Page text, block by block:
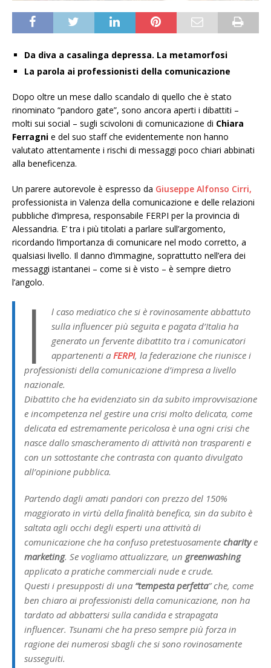
Da diva a casalinga depressa. La metamorfosi
La parola ai professionisti della comunicazione
Dopo oltre un mese dallo scandalo di quello che è stato
rinominato “pandoro gate”, sono ancora aperti i dibattiti –
molti sui social – sugli scivoloni di comunicazione di Chiara
Ferragni e del suo staff che evidentemente non hanno
valutato attentamente i rischi di messaggi poco chiari abbinati
alla beneficenza.
Un parere autorevole è espresso da Giuseppe Alfonso Cirri,
professionista in Valenza della comunicazione e delle relazioni
pubbliche d’impresa, responsabile FERPI per la provincia di
Alessandria. E’ tra i più titolati a parlare sull’argomento,
ricordando l’importanza di comunicare nel modo corretto, a
qualsiasi livello. Il danno d’immagine, soprattutto nell’era dei
messaggi istantanei – come si è visto – è sempre dietro
l’angolo.
I
l caso mediatico che si è rovinosamente abbattuto
sulla influencer più seguita e pagata d’Italia ha
generato un fervente dibattito tra i comunicatori
appartenenti a FERPI, la federazione che riunisce i
professionisti della comunicazione d’impresa a livello
nazionale.
Dibattito che ha evidenziato sin da subito improvvisazione
e incompetenza nel gestire una crisi molto delicata, come
delicata ed estremamente pericolosa è una ogni crisi che
nasce dallo smascheramento di attività non trasparenti e
con un sottostante che contrasta con quanto divulgato
all’opinione pubblica.
Partendo dagli amati pandori con prezzo del 150%
maggiorato in virtù della finalità benefica, sin da subito è
saltata agli occhi degli esperti una attività di
comunicazione che ha confuso pretestuosamente charitye
marketing. Se vogliamo attualizzare, un greenwashing
applicato a pratiche commerciali nude e crude.
Questi i presupposti di una “tempesta perfetta” che, come
ben chiaro ai professionisti della comunicazione, non ha
tardato ad abbattersi sulla candida e strapagata
influencer. Tsunami che ha preso sempre più forza in
ragione dei numerosi sbagli che si sono rovinosamente
susseguiti.